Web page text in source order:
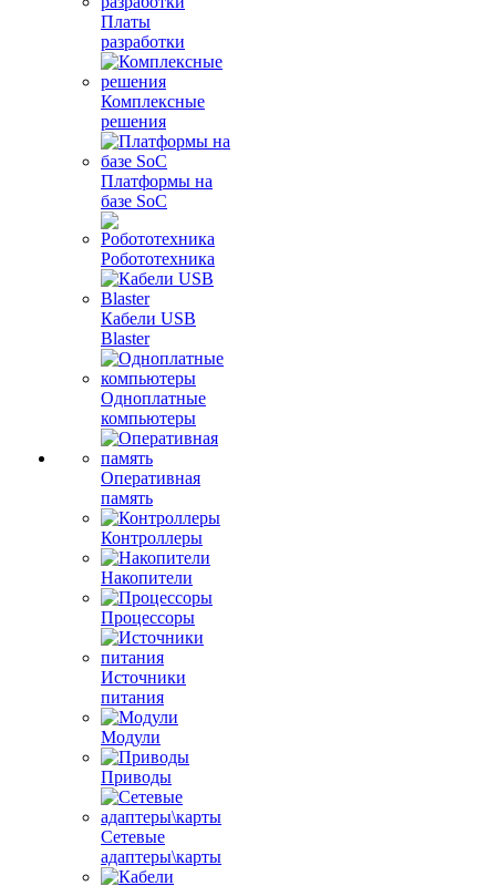
Платы
разработки
Комплексные
решения
Платформы на
базе SoC
Робототехника
Кабели USB
Blaster
Одноплатные
компьютеры
Оперативная
память
Контроллеры
Накопители
Процессоры
Источники
питания
Модули
Приводы
Сетевые
адаптеры\карты